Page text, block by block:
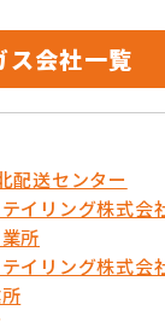
ス会社一覧
配送センター
イリング株式
所
イリング株式